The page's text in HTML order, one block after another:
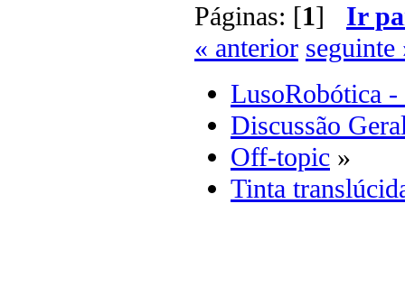
Páginas: [1] Ir
« anterior seguinte
LusoRobótica -
Discussão
Off-topic »
Tinta